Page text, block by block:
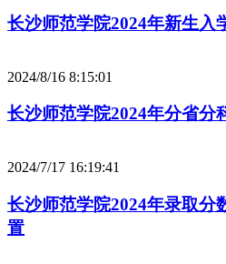
长沙师范学院2024年新生入
2024/8/16 8:15:01
长沙师范学院2024年分省分
2024/7/17 16:19:41
长沙师范学院2024年录取分
置